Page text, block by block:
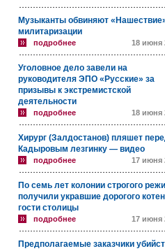
Музыканты обвиняют
милитаризации
подробнее 18 июня
Уголовное дело завели на
руководителя ЭПО «Русские» за
призывы к экстремистской
деятельности
подробнее 18 июня
Хирург (Залдостанов) пляшет
Кадыровым лезгинку — видео
подробнее 17 июня
По семь лет колонии строгого
получили укравшие дорогого
гости столицы
подробнее 17 июня
Предполагаемые заказчики